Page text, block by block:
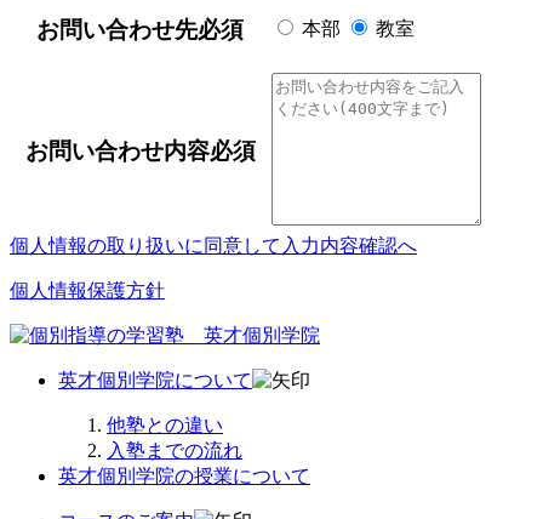
お問い合わせ先必須 本部 教室
お問い合わせ内容必須
個人情報の取り扱いに同意して 入力内容確認へ
個人情報保護方針
英才個別学院について
他塾との違い
入塾までの流れ
英才個別学院の授業について